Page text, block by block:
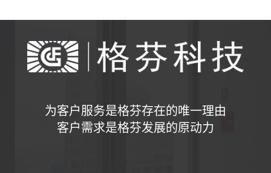
为客户服务是格芬存在的唯一理由
客户需求是格芬发展的原动力